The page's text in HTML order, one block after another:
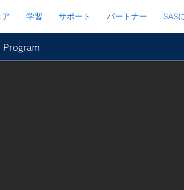
ア 学習 サポート パートナー SAS